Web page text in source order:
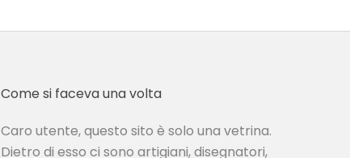
Come si faceva una volta
Caro utente, questo sito è solo una vetrina.
Dietro di esso ci sono artigiani, disegnatori,